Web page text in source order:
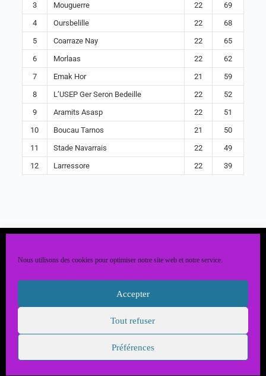
Nous utilisons des cookies pour optimiser notre site web et notre service.
Accepter
Tout refuser
Préférences
3
Mouguerre 22
69
4
Oursbelille 22
68
5
Coarraze Nay 22
65
6
Morlaas 22
62
7
Emak Hor 21
59
8
L’USEP Ger Seron Bedeille 22
52
9
Aramits Asasp 22
51
10
Boucau Tarnos 21
50
11
Stade Navarrais 22
49
12
Larressore 22 39
Copyright @ L'USEP Ger Séron - JGDCom'64
Mentions Légales